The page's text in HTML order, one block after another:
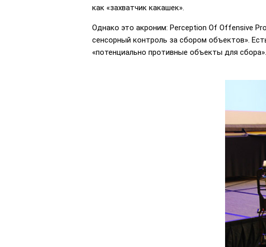
как «захватчик какашек».
Однако это акроним: Perception Of Offensive
сенсорный контроль за сбором объектов».
«потенциально противные объекты для сбора».